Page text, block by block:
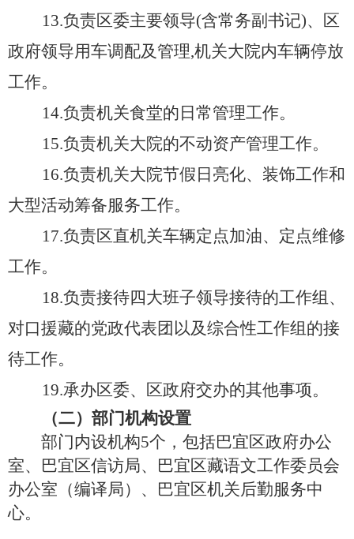
13.负责区委主要领导(含常务副书记)、区
政府领导用车调配及管理,机关大院内车辆停放
工作。
14.负责机关食堂的日常管理工作。
15.负责机关大院的不动资产管理工作。
16.负责机关大院节假日亮化、装饰工作和
大型活动筹备服务工作。
17.负责区直机关车辆定点加油、定点维修
工作。
18.负责接待四大班子领导接待的工作组、
对口援藏的党政代表团以及综合性工作组的接
待工作。
19.承办区委、区政府交办的其他事项。
（二）部门机构设置
部门内设机构5个 ， 包括巴宜区政府办公
室、巴宜区信访局、巴宜区藏语文工作委员会
办公室（编译局）、巴宜区机关后勤服务中
心。